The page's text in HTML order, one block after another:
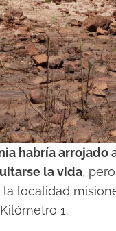
habría arrojado
la vida,
localidad
1.